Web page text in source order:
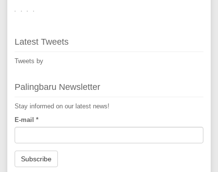
Latest Tweets
Tweets by
Palingbaru Newsletter
Stay informed on our latest news!
E-mail *
Subscribe